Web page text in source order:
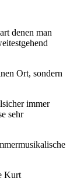
denen man
Ort, sondern
immer
sehr
Kurt